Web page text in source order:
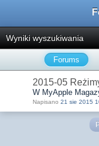
Wyniki wyszukiwania
Forums
2015-05
W MyApple
Napisano 21 sie 2015